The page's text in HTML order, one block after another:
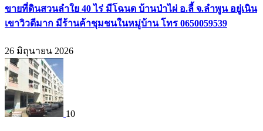
ขายที่ดินสวนลำใย 40 ไร่ มีโฉนด บ้านป่าไผ่ อ.ลี้ จ.ลำพูน อยู่เนิน
เขาวิวดีมาก มีร้านค้าชุมชนในหมู่บ้าน โทร 0650059539
26 มิถุนายน 2026
10